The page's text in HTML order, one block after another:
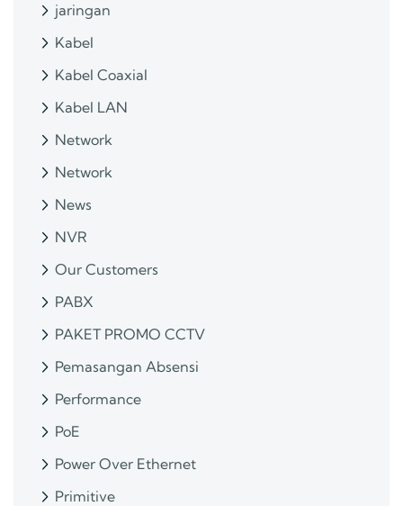
jaringan
Kabel
Kabel Coaxial
Kabel LAN
Network
Network
News
NVR
Our Customers
PABX
PAKET PROMO CCTV
Pemasangan Absensi
Performance
PoE
Power Over Ethernet
Primitive